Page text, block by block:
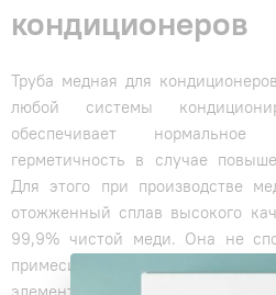
кондиционеров
Труба медная для
любой системы
обеспечивает
герметичность в случае
Для этого при производстве
отожженный сплав высокого
99,9% чистой меди. Она не
примеси и токсины, являясь